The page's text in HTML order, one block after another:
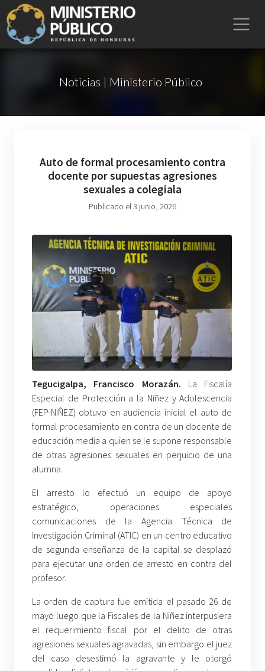
Noticias | Ministerio Público
Auto de formal procesamiento contra
docente por supuestas agresiones
sexuales a colegiala
Publicado el 3 junio, 2026
Tegucigalpa, Francisco Morazán. La Fiscalía
Especial de Protección a la Niñez y Adolescencia
(FEP-NIÑEZ) obtuvo en audiencia inicial el auto de
formal procesamiento en contra de un docente de
educación media a quien se le supone responsable
de otras agresiones sexuales en perjuicio de una
alumna.
El arresto lo efectuó un equipo de apoyo
estratégico, operaciones especiales
comunicaciones de la Agencia Técnica de
Investigación Criminal (ATIC) en un centro educativo
de segunda enseñanza de la capital se desplazó
para ejecutar una orden de arresto en contra del
profesor.
La orden de captura fue emitida el pasado 26 de
mayo luego que la Fiscales de la Niñez interpusiera
el requerimiento fiscal por el delito de otras
agresiones sexuales agravadas, sin embargo el juez
del caso desestimó la agravante y le otorgó